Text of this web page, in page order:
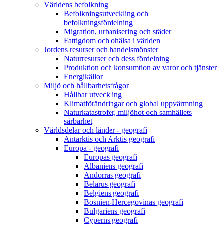
Världens befolkning
Befolkningsutveckling och
befolkningsfördelning
Migration, urbanisering och städer
Fattigdom och ohälsa i världen
Jordens resurser och handelsmönster
Naturresurser och dess fördelning
Produktion och konsumtion av varor och tjänster
Energikällor
Miljö och hållbarhetsfrågor
Hållbar utveckling
Klimatförändringar och global uppvärmning
Naturkatastrofer, miljöhot och samhällets
sårbarhet
Världsdelar och länder - geografi
Antarktis och Arktis geografi
Europa - geografi
Europas geografi
Albaniens geografi
Andorras geografi
Belarus geografi
Belgiens geografi
Bosnien-Hercegovinas geografi
Bulgariens geografi
Cyperns geografi